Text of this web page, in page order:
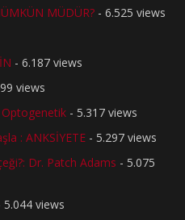
MÜDÜR? - 6.525 views
- 6.187 views
views
- 5.317 views
: ANKSİYETE - 5.297 views
Dr. Patch Adams - 5.075
5.044 views